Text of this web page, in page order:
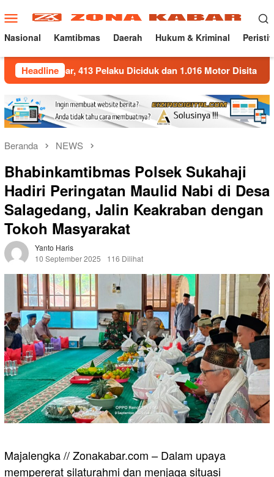
ke
konten
Menu
Mobile
Nasional Kamtibmas Daerah Hukum & Kriminal
Headline
413 Pelaku Diciduk dan 1.016 Motor Disita Polda
Beranda NEWS
Bhabinkamtibmas Polsek Sukahaji
Hadiri Peringatan Maulid Nabi di Desa
Salagedang, Jalin Keakraban dengan
Tokoh Masyarakat
Yanto Haris
10 September 2025
116 Dilihat
Majalengka // Zonakabar.com – Dalam upaya
mempererat silaturahmi dan menjaga situasi